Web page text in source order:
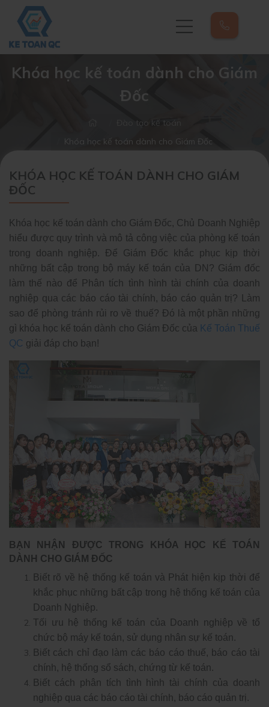
Khóa học kế toán dành cho Giám
Đốc
Đào tạo kế toán
Khóa học kế toán dành cho Giám Đốc
KHÓA HỌC KẾ TOÁN DÀNH CHO GIÁM
ĐỐC
Khóa học kế toán dành cho Giám Đốc, Chủ Doanh Nghiệp
hiểu được quy trình và mô tả công việc của phòng kế toán
trong doanh nghiệp. Để Giám Đốc khắc phục kịp thời
những bất cập trong bộ máy kế toán của DN? Giám đốc
làm thế nào để Phân tích tình hình tài chính của doanh
nghiệp qua các báo cáo tài chính, báo cáo quản trị? Làm
sao để phòng tránh rủi ro về thuế? Đó là một phần những
gì khóa học kế toán dành cho Giám Đốc của Kế Toán Thuế
QC giải đáp cho bạn!
BẠN NHẬN ĐƯỢC TRONG KHÓA HỌC KẾ TOÁN
DÀNH CHO GIÁM ĐỐC
Biết rõ về hệ thống kế toán và Phát hiện kịp thời để
khắc phục những bất cập trong hệ thống kế toán của
Doanh Nghiệp.
Tối ưu hệ thống kế toán của Doanh nghiệp về tổ
chức bộ máy kế toán, sử dụng nhân sự kế toán.
Biết cách chỉ đạo làm các báo cáo thuế, báo cáo tài
chính, hệ thống sổ sách, chứng từ kế toán.
Biết cách phân tích tình hình tài chính của doanh
nghiệp qua các báo cáo tài chính, báo cáo quản trị.